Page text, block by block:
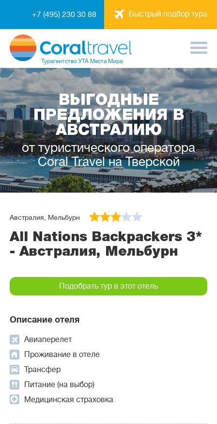
Быстрый подбор тура
+7 (495) 230 30 88
Турагентство УТА Места Мира
ВЫГОДНЫЕ
ПРЕДЛОЖЕНИЯ В
АВСТРАЛИЮ
от туристического оператора
Coral Travel на Тверской
Австралия, Мельбурн
All Nations Backpackers 3*
- Австралия, Мельбурн
Описание отеля
Авиаперелет
Проживание в отеле
Трансфер
Питание (на выбор)
Медицинская страховка
Подобрать тур в этот отель